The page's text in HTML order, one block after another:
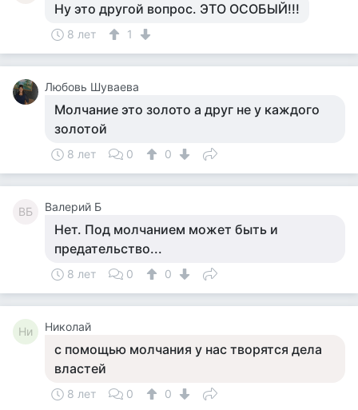
Ну это другой вопрос. ЭТО ОСОБЫЙ!!!
8 лет 1
Любовь Шуваева
Молчание это золото а друг не у каждого
золотой
8 лет 0 0
ВБ Валерий Б
Нет. Под молчанием может быть и
предательство...
8 лет 0 0
Ни Николай
с помощью молчания у нас творятся дела
властей
8 лет 0 0